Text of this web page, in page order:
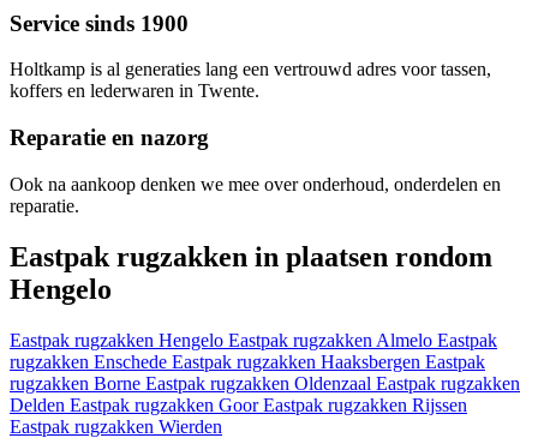
Service sinds 1900
Holtkamp is al generaties lang een vertrouwd adres voor tassen,
koffers en lederwaren in Twente.
Reparatie en nazorg
Ook na aankoop denken we mee over onderhoud, onderdelen en
reparatie.
Eastpak rugzakken in plaatsen rondom
Hengelo
Eastpak rugzakken Hengelo Eastpak rugzakken Almelo Eastpak
rugzakken Enschede Eastpak rugzakken Haaksbergen Eastpak
rugzakken Borne Eastpak rugzakken Oldenzaal Eastpak rugzakken
Delden Eastpak rugzakken GoorEastpak rugzakken Rijssen
Eastpak rugzakken Wierden